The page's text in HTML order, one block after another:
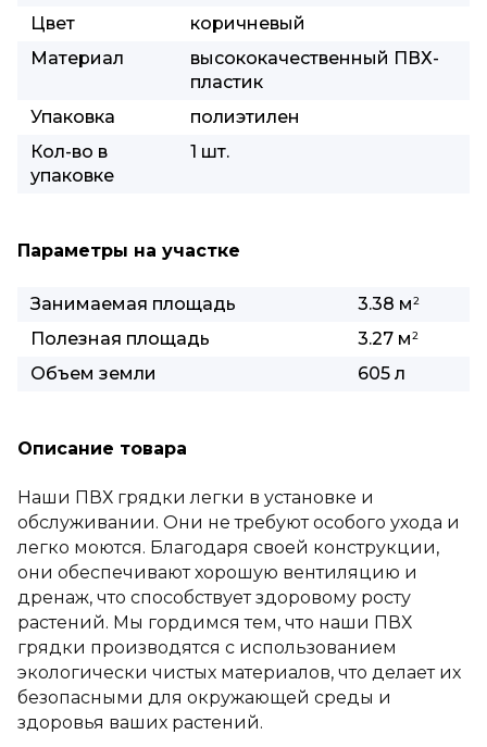
Цвет
коричневый
Материал
высококачественный ПВХ-
пластик
Упаковка
полиэтилен
Кол-во в
упаковке
1 шт.
Параметры на участке
Занимаемая площадь 3.38 м2
Полезная площадь 3.27 м2
Объем земли 605 л
Описание товара
Наши ПВХ грядки легки в установке и
обслуживании. Они не требуют особого ухода и
легко моются. Благодаря своей конструкции,
они обеспечивают хорошую вентиляцию и
дренаж, что способствует здоровому росту
растений. Мы гордимся тем, что наши ПВХ
грядки производятся с использованием
экологически чистых материалов, что делает их
безопасными для окружающей среды и
здоровья ваших растений.